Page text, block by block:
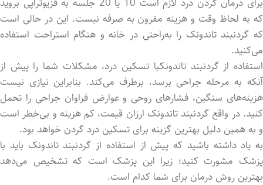
که به لحاظ وقت و هزینه مقرون به صرفه نیست. این در حالی است
که گردنبند تاندونک را به‌راحتی در خانه و هنگام استراحت استفاده
می‌کنید.
استفاده از گردنبند تاندونکبا تسکین درد، مشکلات شما را پیش از
آنکه به مرحله جراحی برسد، برطرف می‌کند. بنابراین نیازی نیست
هزینه‌های سنگین، فشارهای روحی و عوارض فراوان جراحی را تحمل
کنید. در واقع گردنبند تاندونک ارزان قیمت، کم هزینه و بی‌خطر است
و به همین دلیل بهترین گزینه برای تسکین درد گردن خواهد بود.
به یاد داشته باشید که پیش از استفاده از گردنبند تاندونک باید با
پزشک مشورت کنید؛ زیرا این پزشک است که تشخیص می‌دهد
بهترین روش درمان برای شما کدام است.